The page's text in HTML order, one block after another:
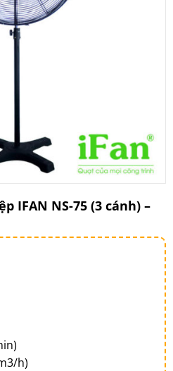
IFAN NS-75 (3 cánh) –
h)